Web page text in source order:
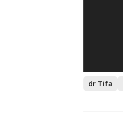
dr Tifa